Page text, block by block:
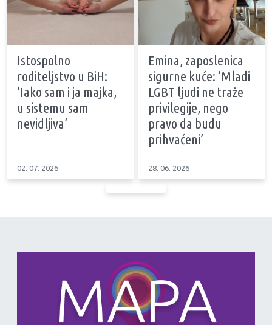
Istospolno
roditeljstvo u BiH:
‘Iako sam i ja majka,
u sistemu sam
nevidljiva’
02. 07. 2026
Emina, zaposlenica
sigurne kuće: ‘Mladi
LGBT ljudi ne traže
privilegije, nego
pravo da budu
prihvaćeni’
28. 06. 2026